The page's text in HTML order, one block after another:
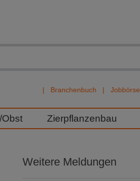
Branchenbuch Jobbörse
Zierpflanzenbau
Weitere Meldungen